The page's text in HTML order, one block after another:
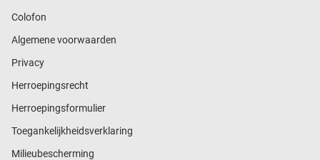
Colofon
Algemene voorwaarden
Privacy
Herroepingsrecht
Herroepingsformulier
Toegankelijkheidsverklaring
Milieubescherming